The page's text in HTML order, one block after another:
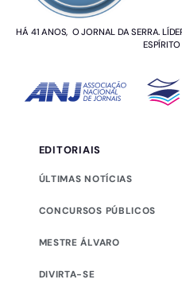
HÁ 41 ANOS, O JORNAL DA SERRA.
EDITORIAIS
ÚLTIMAS NOTÍCIAS
CONCURSOS PÚBLICOS
MESTRE ÁLVARO
DIVIRTA-SE